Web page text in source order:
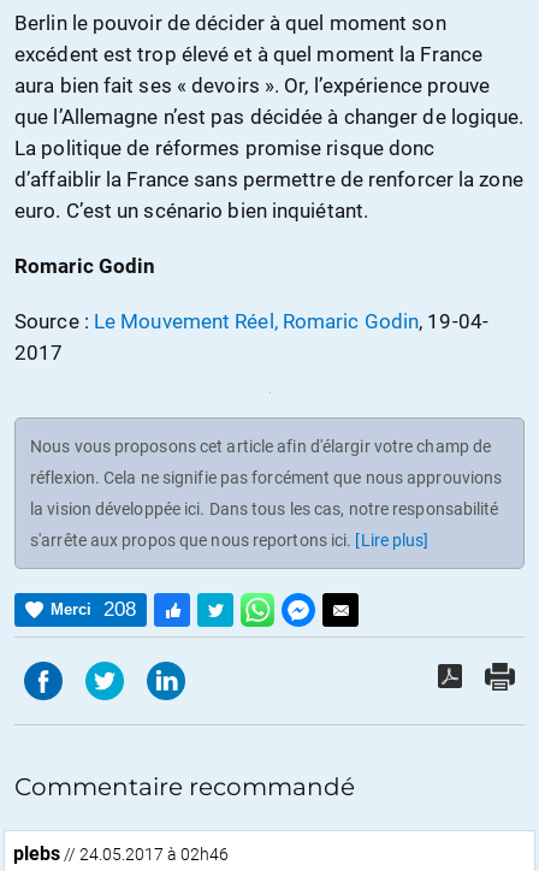
Berlin le pouvoir de décider à quel moment son
excédent est trop élevé et à quel moment la France
aura bien fait ses « devoirs ». Or, l’expérience prouve
que l’Allemagne n’est pas décidée à changer de logique.
La politique de réformes promise risque donc
d’affaiblir la France sans permettre de renforcer la zone
euro. C’est un scénario bien inquiétant.
Romaric Godin
Source : Le Mouvement Réel, Romaric Godin, 19-04-
2017
Nous vous proposons cet article afin d'élargir votre champ de
réflexion. Cela ne signifie pas forcément que nous approuvions
la vision développée ici. Dans tous les cas, notre responsabilité
s'arrête aux propos que nous reportons ici. [Lire plus]
Merci 208
Commentaire recommandé
plebs // 24.05.2017 à 02h46